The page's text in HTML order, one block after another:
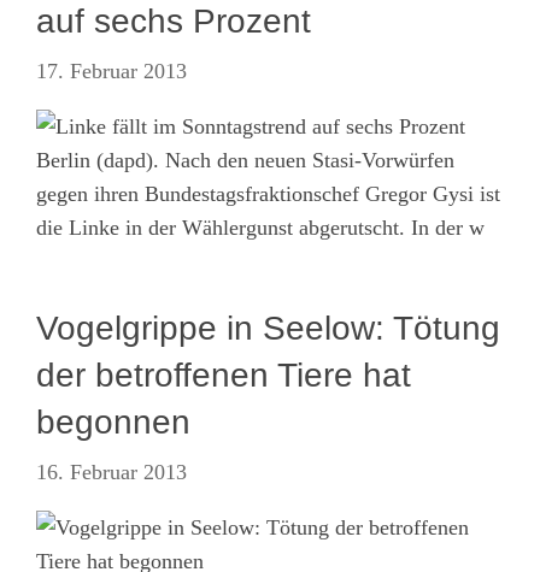
auf sechs Prozent
17. Februar 2013
Berlin (dapd). Nach den neuen Stasi-Vorwürfen
gegen ihren Bundestagsfraktionschef Gregor Gysi ist
die Linke in der Wählergunst abgerutscht. In der w
Vogelgrippe in Seelow: Tötung
der betroffenen Tiere hat
begonnen
16. Februar 2013
Impressum Cookie-Einstellungen